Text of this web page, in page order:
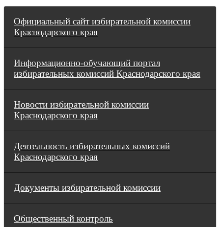
Официальный сайт избирательной комиссии
Краснодарского края
Информационно-обучающий портал
избирательных комиссий Краснодарского края
Новости избирательной комиссии
Краснодарского края
Деятельность избирательных комиссий
Краснодарского края
Документы избирательной комиссии
Общественный контроль